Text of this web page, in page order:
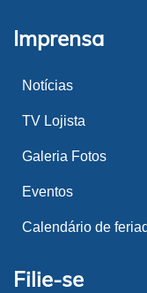
Imprensa
Notícias
TV Lojista
Galeria Fotos
Eventos
Calendário de
Filie-se